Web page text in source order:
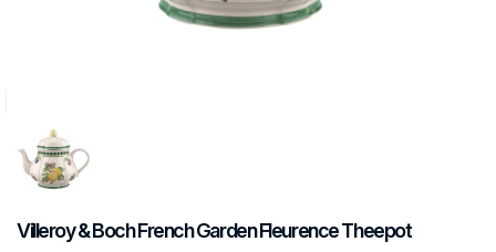
Villeroy & BochFrench Garden FleurenceTheepot